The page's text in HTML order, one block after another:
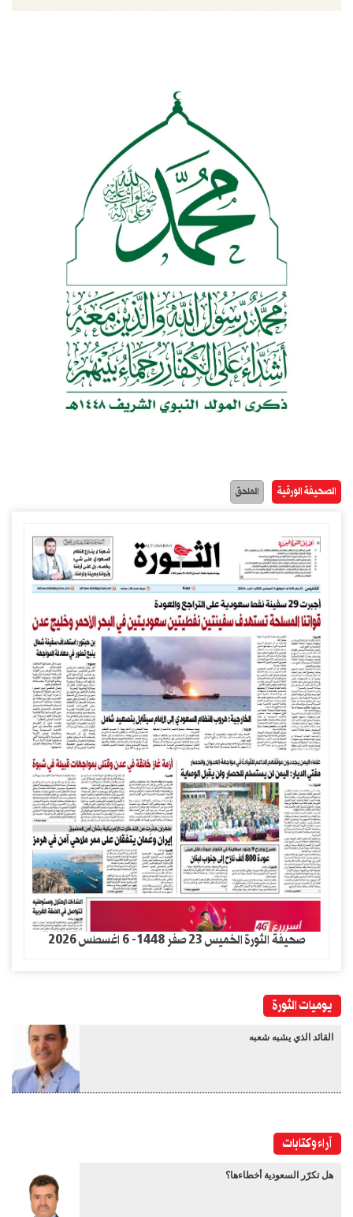
الصحيفة الورقية الملحق
صحيفة الثورة الخميس 23 صفر 1448- 6 اغسطس 2026
يوميات الثورة
القائد الذي يشبه شعبه
آراء وكتابات
هل تكرّر السعودية أخطاءها؟